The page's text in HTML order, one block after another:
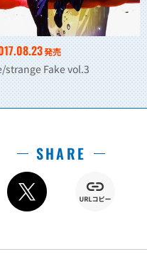
発売
strange Fake vol.3
SHARE